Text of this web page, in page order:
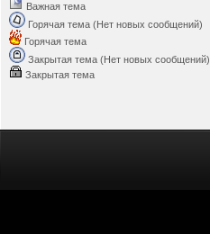
Важная тема
Горячая тема (Нет новых сообщений)
Горячая тема
Закрытая тема (Нет новых сообщений)
Закрытая тема